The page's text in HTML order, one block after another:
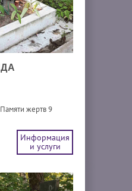
жертв 9
Информация
и услуги